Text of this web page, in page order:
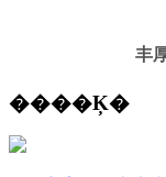
丰
����Ķ�